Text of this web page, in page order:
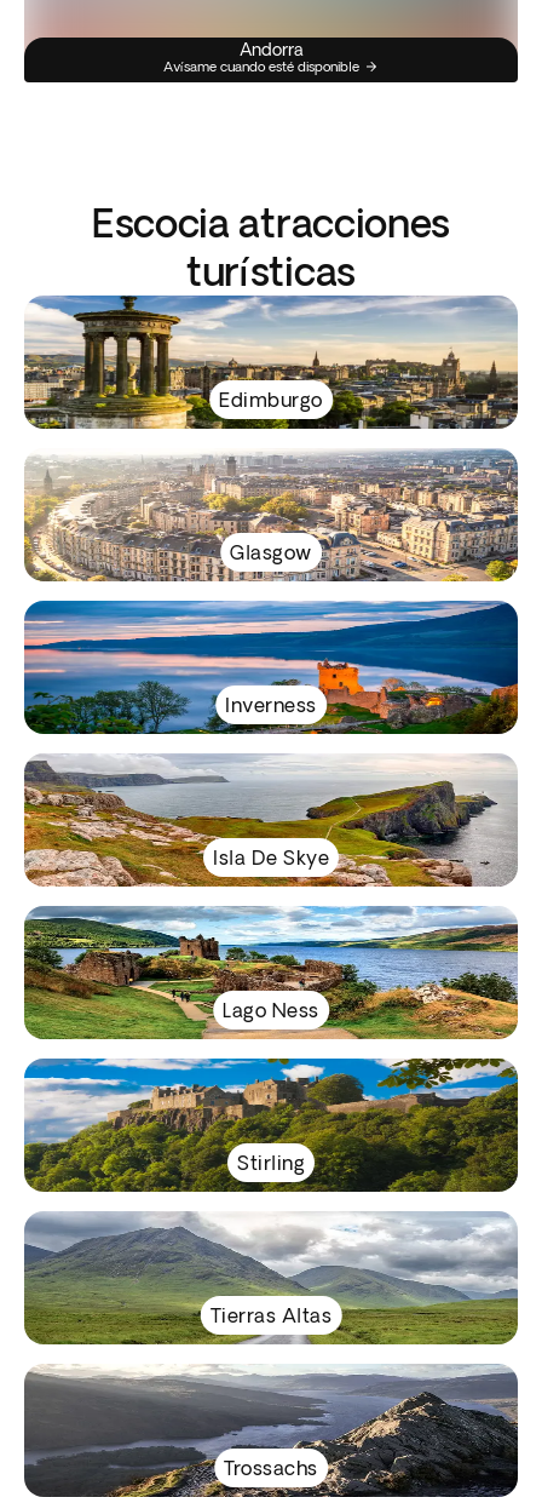
Andorra
Avísame cuando esté disponible
Escocia atracciones
turísticas
Edimburgo
Glasgow
Inverness
Isla De Skye
Lago Ness
Stirling
Tierras Altas
Trossachs